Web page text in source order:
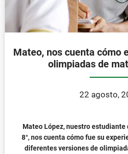
Mateo, nos cuenta cómo
olimpiadas de
22 agosto,
Mateo López, nuestro estudiante
8°, nos cuenta cómo fue su
diferentes versiones de